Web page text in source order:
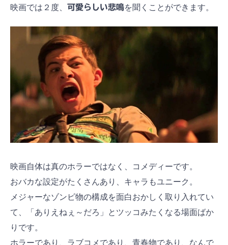
映画では２度、 可愛らしい悲鳴を聞くことができます。
映画自体は真のホラーではなく、コメディーです。
おバカな設定がたくさんあり、キャラもユニーク。
メジャーなゾンビ物の構成を面白おかしく取り入れてい
て、「ありえねぇ～だろ」とツッコみたくなる場面ばか
りです。
ホラーであり、ラブコメであり、青春物であり、なんで